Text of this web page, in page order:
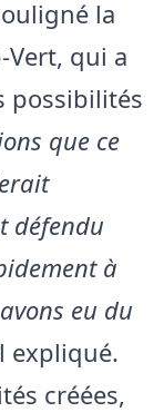
la
Vert, qui a
possibilités
que ce
défendu
à
eu du
expliqué.
créées,